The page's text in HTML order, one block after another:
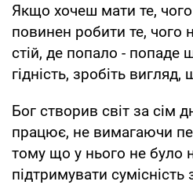
Якщо хочеш мати те,
повинен робити те, чого
стій, де попало - попаде
гідність, зробіть
Бог створив світ за сім
працює, не вимагаючи
тому що у нього не було
підтримувати